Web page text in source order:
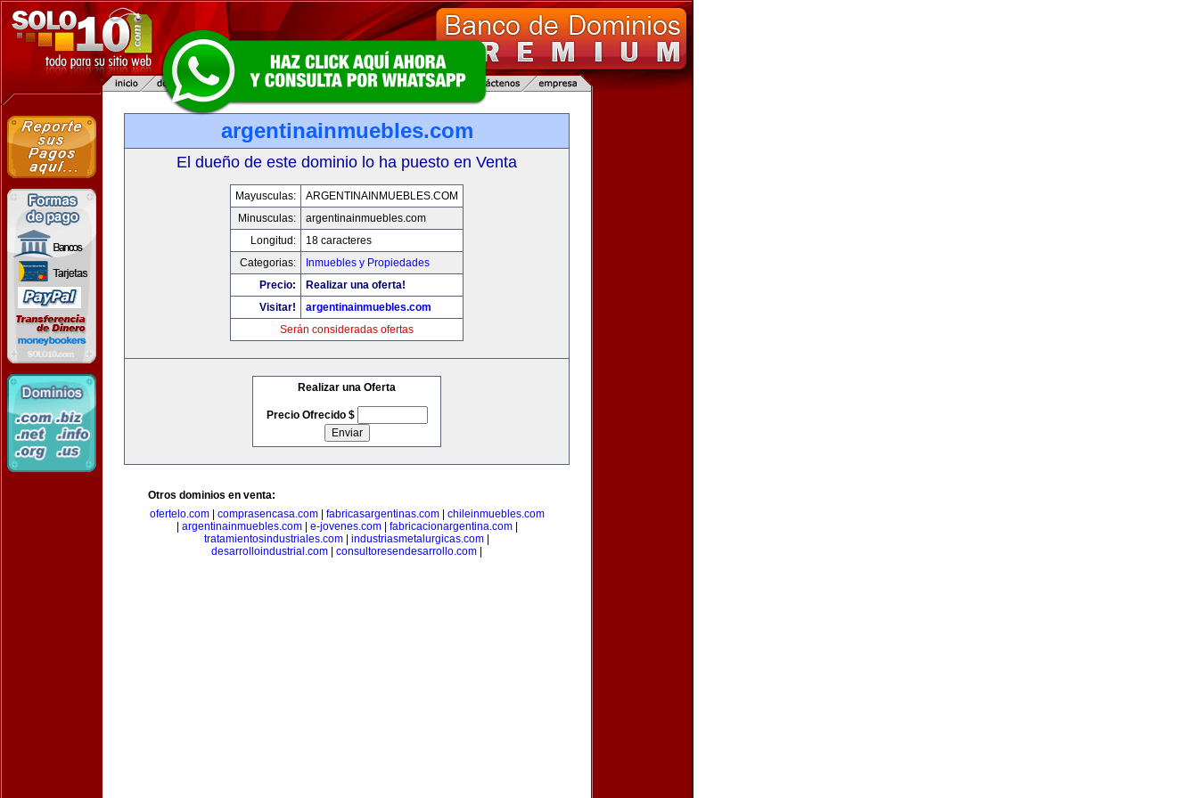
argentinainmuebles.com
El dueño de este dominio lo ha puesto en Venta
Mayusculas:
ARGENTINAINMUEBLES.COM
Minusculas:
argentinainmuebles.com
Longitud:
18 caracteres
Categorias:
Inmuebles y Propiedades
Precio:
Realizar una oferta!
Visitar!
argentinainmuebles.com
Serán consideradas ofertas
Realizar una Oferta
Precio Ofrecido $
Otros dominios en venta:
ofertelo.com| comprasencasa.com| fabricasargentinas.com| chileinmuebles.com
argentinainmuebles.com| e-jovenes.com| fabricacionargentina.com|
tratamientosindustriales.com
industriasmetalurgicas.com
desarrolloindustrial.com
consultoresendesarrollo.com